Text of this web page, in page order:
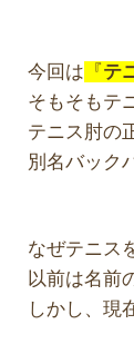
今回は 『テ
そもそもテ
テニス肘の
別名バック
なぜテニス
以前は名前
しかし、現